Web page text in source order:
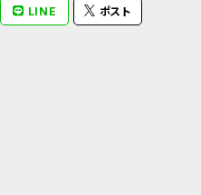
LINE ポスト